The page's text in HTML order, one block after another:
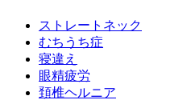
ストレートネック
むちうち症
寝違え
眼精疲労
頚椎ヘルニア